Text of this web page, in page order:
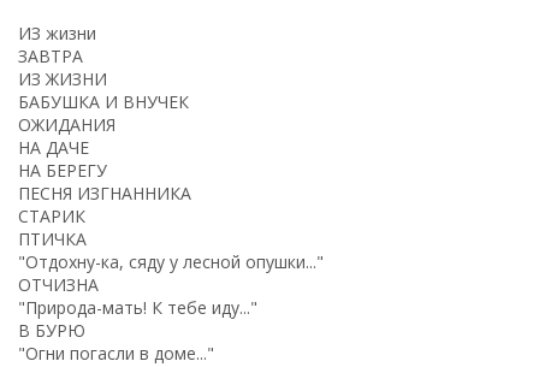
ИЗ жизни
ЗАВТРА
ИЗ ЖИЗНИ
БАБУШКА И ВНУЧЕК
ОЖИДАНИЯ
НА ДАЧЕ
НА БЕРЕГУ
ПЕСНЯ ИЗГНАННИКА
СТАРИК
ПТИЧКА
"Отдохну-ка, сяду у лесной опушки..."
ОТЧИЗНА
"Природа-мать! К тебе иду..."
В БУРЮ
"Огни погасли в доме..."